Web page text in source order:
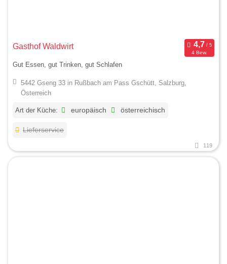
Gasthof Waldwirt
4 Bew.
Gut Essen, gut Trinken, gut Schlafen
5442 Gseng 33 in Rußbach am Pass Gschütt, Salzburg,
Österreich
Art der Küche: europäisch österreichisch
Lieferservice
119